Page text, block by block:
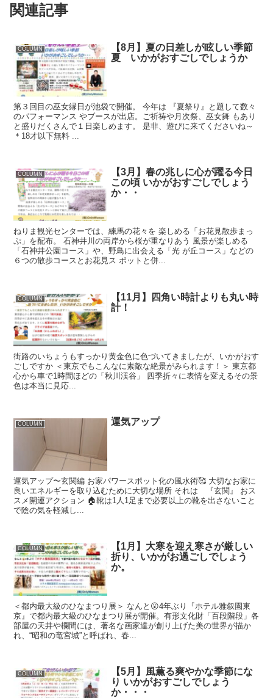
関連記事
COLUMN
【8月】夏の日差しが眩しい季節
夏 いかがおすごしでしょうか
第３回目の巫女縁日が池袋で開催。 今年は 『夏祭り』と題して数々
のパフォーマンス やブースが出店。ご祈祷や月次祭、巫女舞 もあり
と盛りだくさんで１日楽しめます。 是非、遊びに来てくださいね～
＊18才以下無料 ...
COLUMN
【3月】春の兆しに心が躍る今日
この頃 いかがおすごしでしょう
か・・
ねりま観光センターでは、練馬の花々を 楽しめる「お花見散歩まっ
ぷ」を配布。 石神井川の両岸から桜が重なりあう 風景が楽しめる
「石神井公園コース」や、野鳥に出会える「光 が丘コース」などの
６つの散歩コースとお花見ス ポットと併...
COLUMN
【11月】四角い時計よりも丸い時
計！
街路のいちょうもすっかり黄金色に色づいてきましたが、いかがおす
ごしですか ＜東京でもこんなに素敵な絶景がみられます！＞ 東京都
心から車で1時間ほどの「秋川渓谷」 四季折々に表情を変えるその景
色は本当に見応...
COLUMN 運気アップ
運気アップ〜玄関編 お家パワースポット化の風水術🥰 大切なお家に
良いエネルギーを取り込むために大切な場所 それは 『玄関』 おス
スメ開運アクション 🏠靴は1人1足まで必要以上の靴を出さないこと
で陰の気を軽減し...
COLUMN
【1月】大寒を迎え寒さが厳しい
折り、いかがお過ごしでしょう
か。
＜都内最大級のひなまつり展＞ なんと😮4年ぶり『ホテル雅叙園東
京』で都内最大級のひなまつり展が開催。有形文化財「百段階段」各
部屋の天井や欄間には、著名な画家達が創り上げた美の世界が描か
れ、“昭和の竜宮城”と呼ばれ、春...
COLUMN
【5月】風薫る爽やかな季節にな
り いかがおすごしでしょう
か・・・